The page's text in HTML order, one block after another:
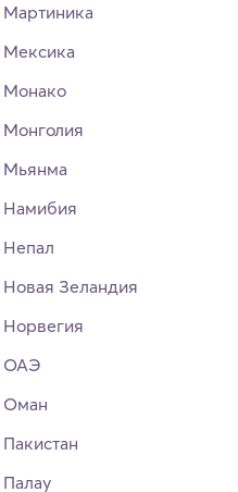
Мартиника
Мексика
Монако
Монголия
Мьянма
Намибия
Непал
Новая Зеландия
Норвегия
ОАЭ
Оман
Пакистан
Палау